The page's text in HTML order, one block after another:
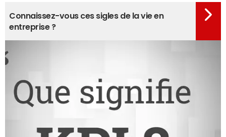
Connaissez-vous ces sigles de la vie en
entreprise ?